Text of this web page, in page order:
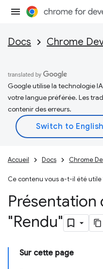
Docs Chrome
Google utilise la technologie
votre langue préférée. Les
contenir des erreurs.
Accueil Docs Chrome
Ce contenu vous a-t-il été utile
Présentation
"Rendu"
Sur cette page